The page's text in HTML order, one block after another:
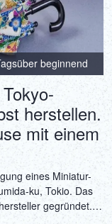
beginnend
herstellen.
mit einem
eines Miniatur-
ku, Tokio. Das
gegründet.
Stoff, der mit der